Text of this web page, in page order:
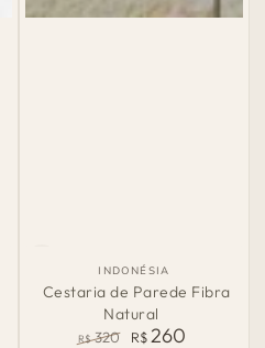
País
de
Origem:
INDONÉSIA
Cestaria de Parede Fibra
Natural
R$ 320 R$ 260